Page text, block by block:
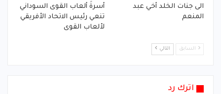
الى جنات الخلد أخي عبد
المنعم
أسرةَ ألعاب القوى السوداني
تنعي رئيس الاتحاد الأفريقي
لألعاب القوى
السابق التالي
اترك رد